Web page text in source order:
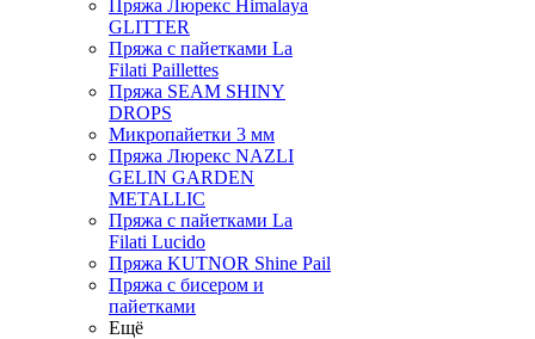
Пряжа Люрекс Himalaya
GLITTER
Пряжа с пайетками La
Filati Paillettes
Пряжа SEAM SHINY
DROPS
Микропайетки 3 мм
Пряжа Люрекс NAZLI
GELIN GARDEN
METALLIC
Пряжа с пайетками La
Filati Lucido
Пряжа KUTNOR Shine Pail
Пряжа с бисером и
пайетками
Ещё